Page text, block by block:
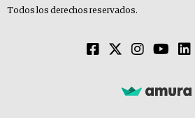
Todos los derechos reservados.